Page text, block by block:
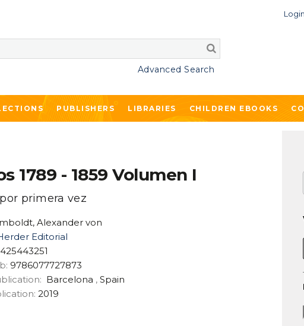
Login
Advanced Search
PUBLISHERS LIBRARIES CHILDREN EBOOKS
1789 - 1859 Volumen I
primera vez
Alexander von
Editorial
9786077727873
Barcelona , Spain
2019